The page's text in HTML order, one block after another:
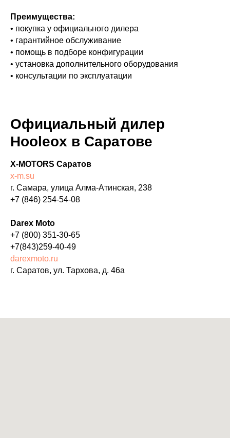
Преимущества:
• покупка у официального дилера
• гарантийное обслуживание
• помощь в подборе конфигурации
• установка дополнительного оборудования
• консультации по эксплуатации
Официальный дилер
Hooleox в Саратове
X-MOTORS Саратов
x-m.su
г. Самара, улица Алма-Атинская, 238
+7 (846) 254-54-08
Darex Moto
+7 (800) 351-30-65
+7(843)259-40-49
darexmoto.ru
г. Саратов, ул. Тархова, д. 46а